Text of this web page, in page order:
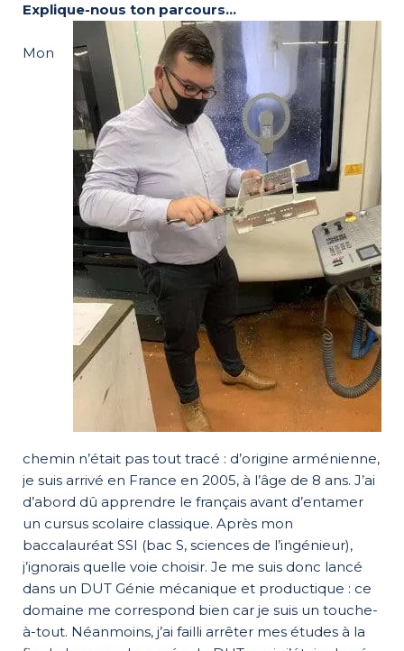
Explique-nous ton parcours…
Mon
chemin n’était pas tout tracé : d’origine arménienne,
je suis arrivé en France en 2005, à l’âge de 8 ans. J’ai
d’abord dû apprendre le français avant d’entamer
un cursus scolaire classique. Après mon
baccalauréat SSI (bac S, sciences de l’ingénieur),
j’ignorais quelle voie choisir. Je me suis donc lancé
dans un DUT Génie mécanique et productique : ce
domaine me correspond bien car je suis un touche-
à-tout. Néanmoins, j’ai failli arrêter mes études à la